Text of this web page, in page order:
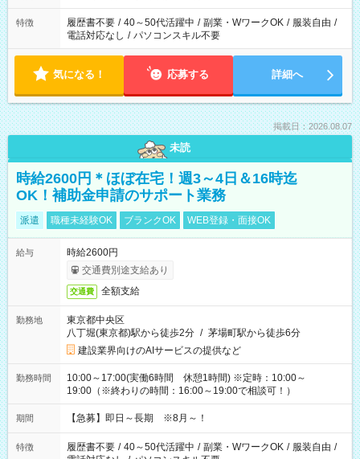
特徴 履歴書不要 / 40～50代活躍中 / 副業・WワークOK / 服装自由 /
電話対応なし / パソコンスキル不要
気になる！ 応募する 詳細へ
掲載日：2026.08.07
未読
時給2600円＊ほぼ在宅！週3～4日＆16時迄
OK！補助金申請のサポート業務
派遣 職種未経験OK ブランクOK WEB登録・面接OK
給与
時給2600円
交通費別途支給あり
交通費 全額支給
勤務地
東京都中央区
八丁堀(東京都)駅から徒歩2分 / 茅場町駅から徒歩6分
建設業界向けのAIサービスの提供など
勤務時間
10:00～17:00(実働6時間 休憩1時間) ※定時：10:00～
19:00（※終わりの時間：16:00～19:00で相談可！）
期間 【急募】即日～長期 ※8月～！
特徴 履歴書不要 / 40～50代活躍中 / 副業・WワークOK / 服装自由 /